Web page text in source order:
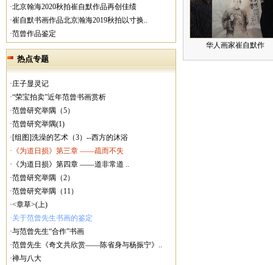
·北京翰海2020秋拍崔自默作品再创佳绩
·崔自默书画作品北京瀚海2019秋拍以寸换..
·范曾作品鉴定
热点专题
·庄子显灵记
·“荣宝拍卖”近年范曾书画赏析
·范曾研究举隅（5）
·范曾研究举隅(1)
·[组图]洗澡的艺术（3）--西方的沐浴
·《为道日损》第三章 ——疏而不失
·《为道日损》第四章 ——道非常道 ..
·范曾研究举隅（2）
·范曾研究举隅（11）
·<章草>(上)
·关于范曾先生书画的鉴定
·与范曾先生“合作”书画
·范曾先生《奇文共欣赏——陈省身与杨振宁》..
·禅与八大
华人画家崔自默作